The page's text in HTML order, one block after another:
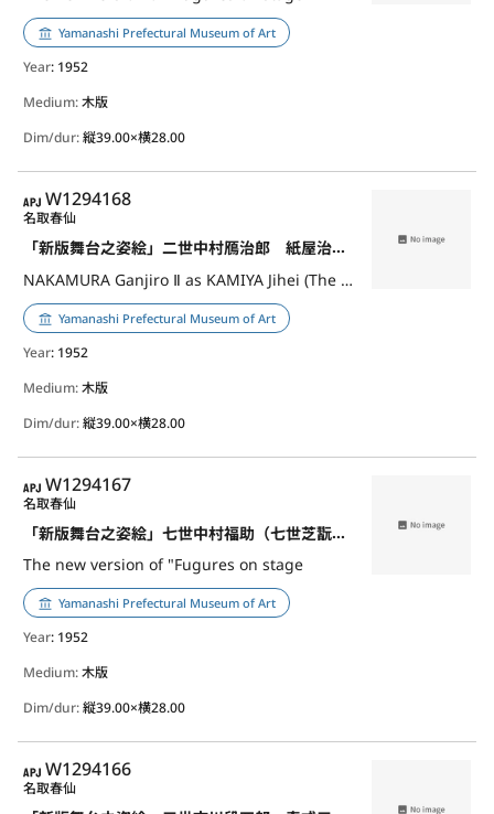
Yamanashi Prefectural Museum of Art
Year: 1952
Medium:木版
Dim/dur:縦39.00×横28.00
APJ
W1294168
「新版舞台之姿絵」二世中村鴈治郎 紙屋治兵衛
NAKAMURA Ganjiro Ⅱ as KAMIYA Jihei (The new version of "Figures on stage")
名取春仙
Yamanashi Prefectural Museum of Art
Year: 1952
Medium:木版
Dim/dur:縦39.00×横28.00
APJ
W1294167
「新版舞台之姿絵」七世中村福助（七世芝翫） 蔵前のお染
The new version of "Fugures on stage
名取春仙
Yamanashi Prefectural Museum of Art
Year: 1952
Medium:木版
Dim/dur:縦39.00×横28.00
APJ
W1294166
名取春仙